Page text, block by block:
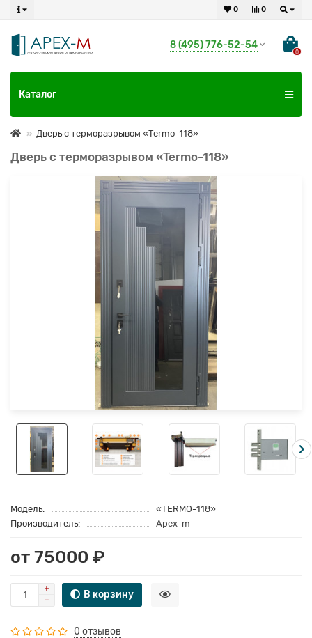
0
0
8 (495) 776-52-54
0
Каталог
Дверь с терморазрывом «Termo-118»
Дверь с терморазрывом «Termo-118»
Модель:
«TERMO-118»
Производитель:
Apex-m
от 75000 ₽
В корзину
0 отзывов